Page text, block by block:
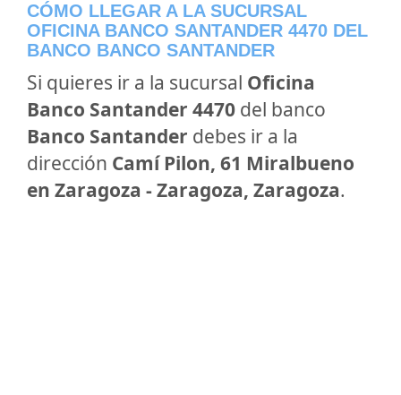
CÓMO LLEGAR A LA SUCURSAL
OFICINA BANCO SANTANDER 4470 DEL
BANCO BANCO SANTANDER
Si quieres ir a la sucursal Oficina
Banco Santander 4470 del banco
Banco Santander debes ir a la
dirección Camí Pilon, 61 Miralbueno
en Zaragoza - Zaragoza, Zaragoza.